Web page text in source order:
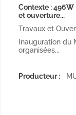
Contexte :
et ouverture...
Travaux et
Inauguration du
organisées...
Producteur :